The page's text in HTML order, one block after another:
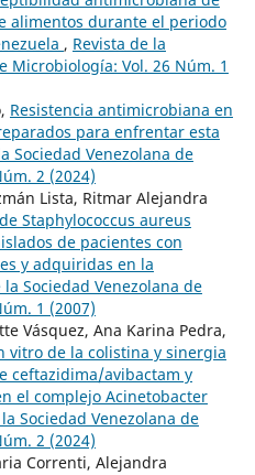
alimentos durante el periodo
, Revista de la
Microbiología: Vol. 26 Núm. 1
Resistencia antimicrobiana en
para enfrentar esta
Sociedad Venezolana de
2 (2024)
Lista, Ritmar Alejandra
Staphylococcus aureus
de pacientes con
y adquiridas en la
la Sociedad Venezolana de
1 (2007)
Vásquez, Ana Karina Pedra,
vitro de la colistina y sinergia
ceftazidima/avibactam y
el complejo Acinetobacter
Sociedad Venezolana de
2 (2024)
Correnti, Alejandra